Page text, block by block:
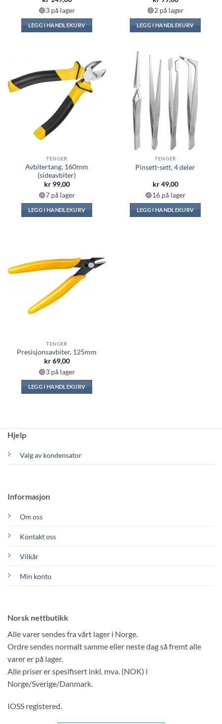
🟢3 på lager
LEGG I HANDLEKURV
🟢2 på lager
LEGG I HANDLEKURV
TENGER
Avbitertang, 160mm
(sideavbiter)
kr99,00
🟢7 på lager
LEGG I HANDLEKURV
TENGER
Pinsett-sett, 4 deler
kr49,00
🟢16 på lager
LEGG I HANDLEKURV
TENGER
Presisjonsavbiter, 125mm
kr69,00
🟢3 på lager
LEGG I HANDLEKURV
Hjelp
Valg av kondensator
Informasjon
Om oss
Kontakt oss
Vilkår
Min konto
Norsk nettbutikk
Alle varer sendes fra vårt lager i Norge.
Ordre sendes normalt samme eller neste dag så fremt alle
varer er på lager.
Alle priser er spesifisert inkl. mva. (NOK) i
Norge/Sverige/Danmark.
IOSS registered.